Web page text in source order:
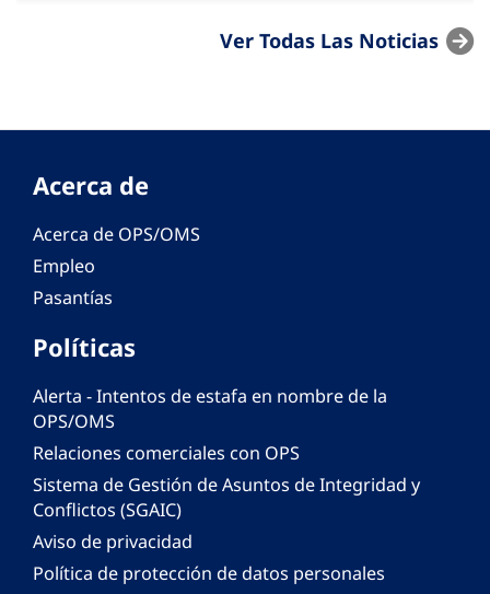
Ver Todas Las Noticias
Acerca de
Acerca de OPS/OMS
Empleo
Pasantías
Políticas
Alerta - Intentos de estafa en nombre de la
OPS/OMS
Relaciones comerciales con OPS
Sistema de Gestión de Asuntos de Integridad y
Conflictos (SGAIC)
Aviso de privacidad
Política de protección de datos personales